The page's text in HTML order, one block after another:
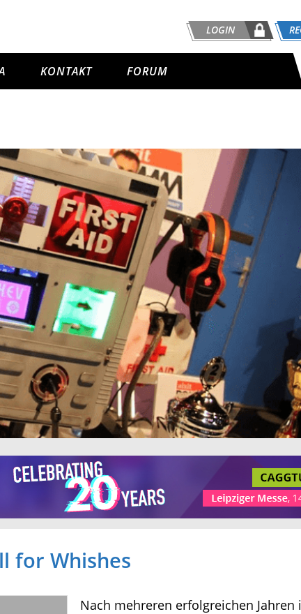
LOGIN
KONTAKT FORUM
for Whishes
Nach mehreren erfolgreichen Jahren